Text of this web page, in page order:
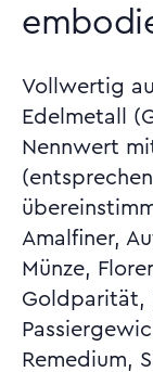
Vollwertig
Edelmetall
Nennwert
Amalfiner,
Münze,
Goldparität,
Remedium,